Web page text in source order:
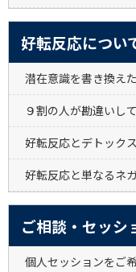
好転反応につい
潜在意識を書き換え
９割の人が勘違いし
好転反応とデトック
好転反応と単なるネ
ご相談・セッシ
個人セッションをご